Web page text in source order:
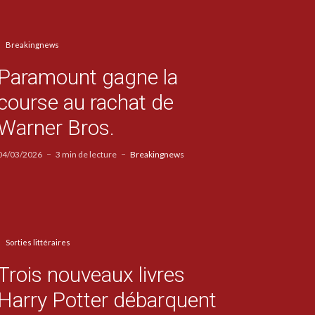
Breakingnews
gagne la
au rachat de
Bros.
03/2026 3 min de lecture Breakingnews
Sorties littéraires
nouveaux livres
Potter débarquent